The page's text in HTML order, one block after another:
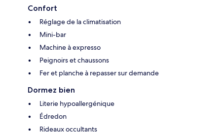
Confort
Réglage de la climatisation
Mini-bar
Machine à expresso
Peignoirs et chaussons
Fer et planche à repasser sur demande
Dormez bien
Literie hypoallergénique
Édredon
Rideaux occultants